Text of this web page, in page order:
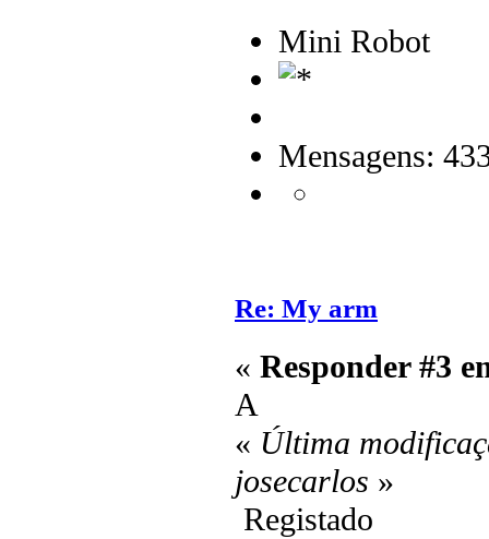
Mini Robot
Mensagens:
Re: My arm
« Responder #3
A
« Última
josecarlos »
Registado